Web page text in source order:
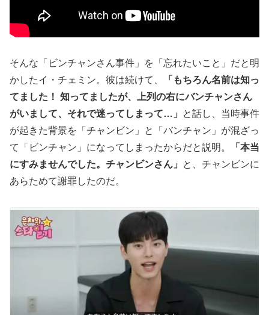
そんな「ビンチャンさん事件」を「忘れたいこと」だと明
かしたイ・チェミン。彼は続けて、
「もちろん名前は知っ
てました！ 知ってましたが、上列の右にバンチャンさん
がいまして、それで迷ってしまって…」
と話し、当時事件
が起きた背景を「チャンビン」と「バンチャン」が混ざっ
て「ビンチャン」になってしまったからだと説明。
「本当
にすみませんでした。チャンビンさん」
と、チャンビンに
あらためて謝罪したのだ。